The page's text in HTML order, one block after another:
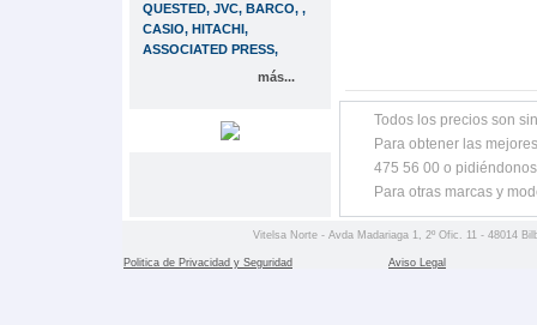
QUESTED, JVC, BARCO, ,
CASIO, HITACHI,
ASSOCIATED PRESS,
más...
Todos los precios son
Para obtener las
475 56 00 o
Para otras marcas y
Vitelsa Norte - Avda Madariaga 1, 2º Ofic. 11 - 48014
Politica de Privacidad y Seguridad Aviso Legal